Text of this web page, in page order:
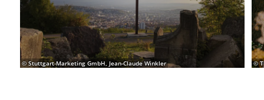
© Stuttgart-Marketing GmbH, Jean-Claude Winkler ©